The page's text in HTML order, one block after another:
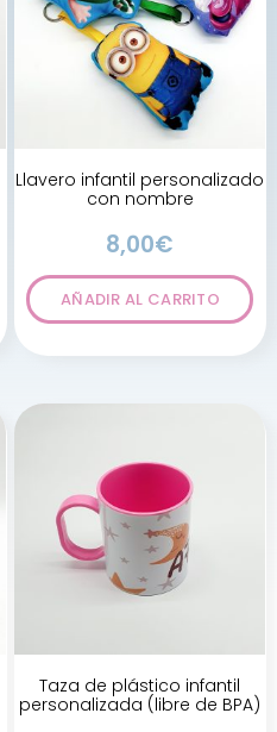
Llavero infantil personalizado
con nombre
8,00€
AÑADIR AL CARRITO
Taza de plástico infantil
personalizada (libre de BPA)